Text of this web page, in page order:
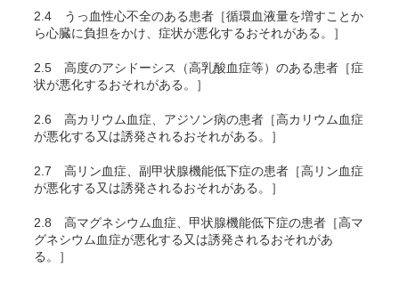
2.4 うっ血性心不全のある患者［循環血液量を増すことか
ら心臓に負担をかけ、症状が悪化するおそれがある。］
2.5 高度のアシドーシス（高乳酸血症等）のある患者［症
状が悪化するおそれがある。］
2.6 高カリウム血症、アジソン病の患者［高カリウム血症
が悪化する又は誘発されるおそれがある。］
2.7 高リン血症、副甲状腺機能低下症の患者［高リン血症
が悪化する又は誘発されるおそれがある。］
2.8 高マグネシウム血症、甲状腺機能低下症の患者［高マ
グネシウム血症が悪化する又は誘発されるおそれがあ
る。］